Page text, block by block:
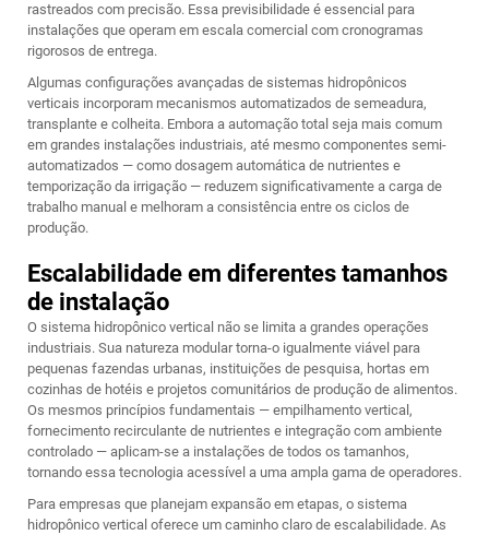
rastreados com precisão. Essa previsibilidade é essencial para
instalações que operam em escala comercial com cronogramas
rigorosos de entrega.
Algumas configurações avançadas de sistemas hidropônicos
verticais incorporam mecanismos automatizados de semeadura,
transplante e colheita. Embora a automação total seja mais comum
em grandes instalações industriais, até mesmo componentes semi-
automatizados — como dosagem automática de nutrientes e
temporização da irrigação — reduzem significativamente a carga de
trabalho manual e melhoram a consistência entre os ciclos de
produção.
Escalabilidade em diferentes tamanhos
de instalação
O sistema hidropônico vertical não se limita a grandes operações
industriais. Sua natureza modular torna-o igualmente viável para
pequenas fazendas urbanas, instituições de pesquisa, hortas em
cozinhas de hotéis e projetos comunitários de produção de alimentos.
Os mesmos princípios fundamentais — empilhamento vertical,
fornecimento recirculante de nutrientes e integração com ambiente
controlado — aplicam-se a instalações de todos os tamanhos,
tornando essa tecnologia acessível a uma ampla gama de operadores.
Para empresas que planejam expansão em etapas, o sistema
hidropônico vertical oferece um caminho claro de escalabilidade. As